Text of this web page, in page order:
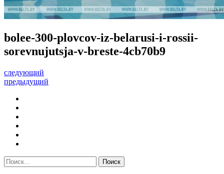
bolee-300-plovcov-iz-belarusi-i-rossii-
sorevnujutsja-v-breste-4cb70b9
следующий
предыдущий